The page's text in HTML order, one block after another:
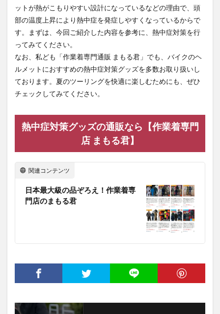
ットが熱がこもりやすい設計になっているなどの理由で、頭
部の温度上昇により熱中症を発症しやすくなっているからで
す。まずは、今回ご紹介した内容を参考に、熱中症対策を行
ってみてください。
なお、私ども「作業着専門通販 まもる君」でも、バイクのヘ
ルメットにおすすめの熱中症対策グッズを多数お取り扱いし
ております。夏のツーリングを快適に楽しむためにも、ぜひ
チェックしてみてください。
熱中症対策グッズの通販なら【作業着専門
店 まもる君】
関連コンテンツ
日本最大級の品ぞろえ！作業着専
門店のまもる君